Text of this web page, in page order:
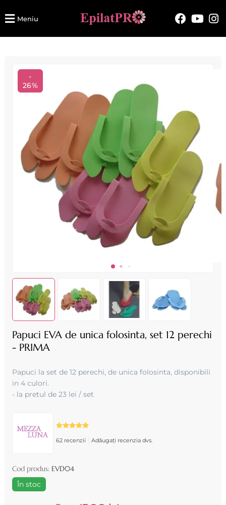
Meniu
-
26%
Papuci EVA de unica folosinta, set 12 perechi
- PRIMA
Papuci la set de 12 perechi, de unica folosinta, disponibili
in 4 culori.
- la pretul de 23 lei / set
62 recenzii Adăugați recenzia dvs.
Cod produs: EVD04
În stoc